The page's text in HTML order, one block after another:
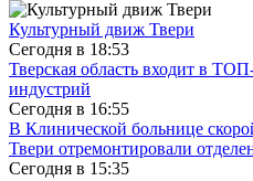
Культурный движ Твери
Сегодня в 18:53
Тверская область входит в
индустрий
Сегодня в 16:55
В Клинической больнице
Твери отремонтировали
Сегодня в 15:35